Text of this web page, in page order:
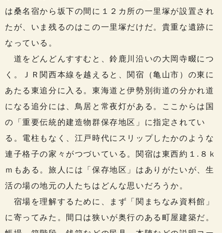
は桑名宿から坂下の間に１２カ所の一里塚が設置され
たが、いま残るのはこの一里塚だけだ。貴重な遺跡に
なっている。
道をどんどんすすむと、鈴鹿川沿いの大岡寺畷につ
く。ＪＲ関西本線を越えると、関宿（亀山市）の東に
あたる東追分に入る。東海道と伊勢別街道の分かれ道
になる追分には、鳥居と常夜灯がある。ここからは国
の「重要伝統的建造物群保存地区」に指定されてい
る。電柱もなく、江戸時代にスリップしたかのような
連子格子の家々がつづいている。関宿は東西約１.８ｋ
ｍもある。旅人には「保存地区」はありがたいが、生
活の場の地元の人たちはどんな思いだろうか。
宿場を理解するために、まず「関まちなみ資料館」
に寄ってみた。間口は狭いが奥行のある町屋建築だ。